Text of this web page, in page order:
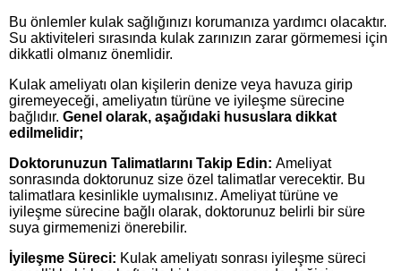
Bu önlemler kulak sağlığınızı korumanıza yardımcı olacaktır.
Su aktiviteleri sırasında kulak zarınızın zarar görmemesi için
dikkatli olmanız önemlidir.
Kulak ameliyatı olan kişilerin denize veya havuza girip
giremeyeceği, ameliyatın türüne ve iyileşme sürecine
bağlıdır. Genel olarak, aşağıdaki hususlara dikkat
edilmelidir;
Doktorunuzun Talimatlarını Takip Edin: Ameliyat
sonrasında doktorunuz size özel talimatlar verecektir. Bu
talimatlara kesinlikle uymalısınız. Ameliyat türüne ve
iyileşme sürecine bağlı olarak, doktorunuz belirli bir süre
suya girmemenizi önerebilir.
İyileşme Süreci: Kulak ameliyatı sonrası iyileşme süreci